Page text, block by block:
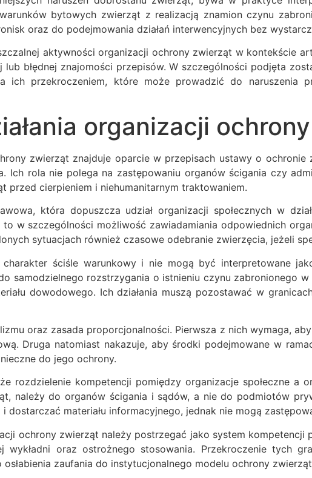
bytowych zwierząt z realizacją znamion czynu
oraz do podejmowania działań interwencyjnych bez
aktywności organizacji ochrony zwierząt w kontekście
błędnej znajomości przepisów. W szczególności podjęta
ich przekroczeniem, które może prowadzić do naruszenia
organizacji
zwierząt znajduje oparcie w przepisach ustawy o
Ich rola nie polega na zastępowaniu organów ścigania czy
przed cierpieniem i niehumanitarnym traktowaniem.
która dopuszcza udział organizacji społecznych w
w szczególności możliwość zawiadamiania odpowiednich
sytuacjach również czasowe odebranie zwierzęcia, jeżeli
ściśle warunkowy i nie mogą być interpretowane
samodzielnego rozstrzygania o istnieniu czynu zabronionego
dowodowego. Ich działania muszą pozostawać w
oraz zasada proporcjonalności. Pierwsza z nich wymaga,
Druga natomiast nakazuje, aby środki podejmowane w
do jego ochrony.
rozdzielenie kompetencji pomiędzy organizacje społeczne a
należy do organów ścigania i sądów, a nie do podmiotów
materiału informacyjnego, jednak nie mogą
ochrony zwierząt należy postrzegać jako system
wykładni oraz ostrożnego stosowania. Przekroczenie tych
zaufania do instytucjonalnego modelu ochrony